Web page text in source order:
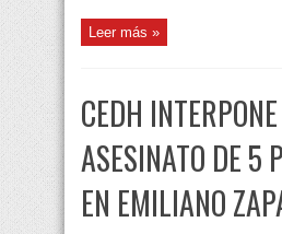
Leer más »
CEDH
ASESINATO DE 5
EN EMILIANO